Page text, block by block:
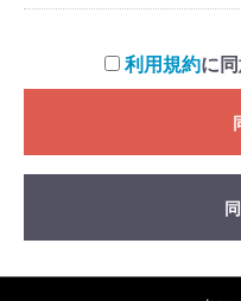
利用規約に